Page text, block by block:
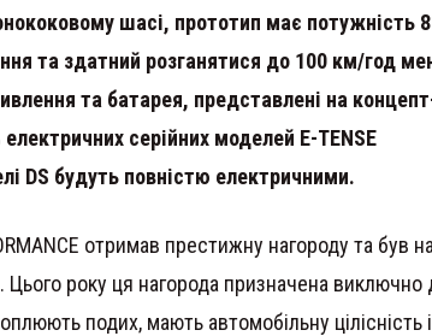
шасі, прототип має потужність
та здатний розганятися до 100 км/год
та батарея, представлені на
електричних серійних моделей E-TENSE
DS будуть повністю електричними.
отримав престижну нагороду та був
Цього року ця нагорода призначена виключно
подих, мають автомобільну